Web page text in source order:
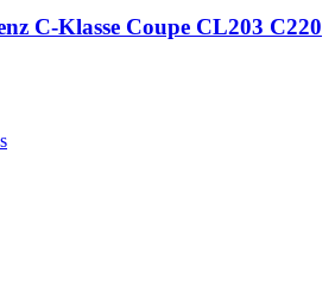
C-Klasse Coupe CL203 C220